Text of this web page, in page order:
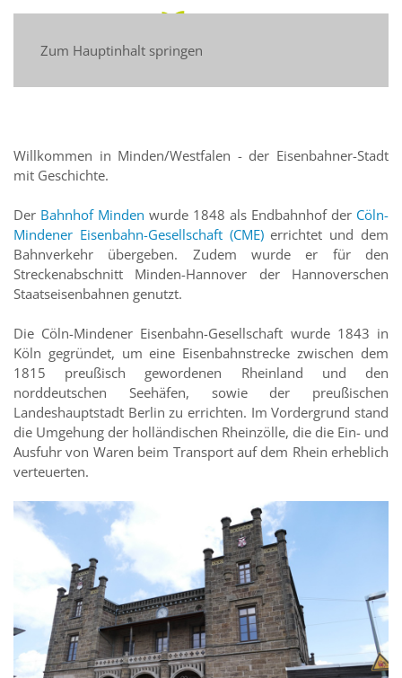
Zum Hauptinhalt springen
Willkommen in Minden/Westfalen - der Eisenbahner-Stadt
mit Geschichte.
Der Bahnhof Minden wurde 1848 als Endbahnhof der Cöln-
Mindener Eisenbahn-Gesellschaft (CME)errichtet und dem
Bahnverkehr übergeben. Zudem wurde er für den
Streckenabschnitt Minden-Hannover der Hannoverschen
Staatseisenbahnen genutzt.
Die Cöln-Mindener Eisenbahn-Gesellschaft wurde 1843 in
Köln gegründet, um eine Eisenbahnstrecke zwischen dem
1815 preußisch gewordenen Rheinland und den
norddeutschen Seehäfen, sowie der preußischen
Landeshauptstadt Berlin zu errichten. Im Vordergrund stand
die Umgehung der holländischen Rheinzölle, die die Ein- und
Ausfuhr von Waren beim Transport auf dem Rhein erheblich
verteuerten.